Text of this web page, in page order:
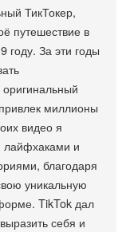
ТикТокер,
путешествие в
году. За эти годы
миллионы
видео я
лайфхаками и
благодаря
уникальную
TikTok дал
себя и